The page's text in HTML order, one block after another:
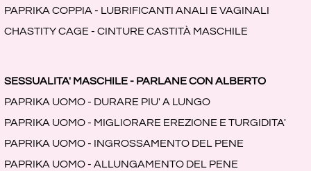
PAPRIKA COPPIA - LUBRIFICANTI ANALI E VAGINALI
CHASTITY CAGE - CINTURE CASTITÀ MASCHILE
SESSUALITA' MASCHILE - PARLANE CON ALBERTO
PAPRIKA UOMO - DURARE PIU' A LUNGO
PAPRIKA UOMO - MIGLIORARE EREZIONE E TURGIDITA'
PAPRIKA UOMO - INGROSSAMENTO DEL PENE
PAPRIKA UOMO - ALLUNGAMENTO DEL PENE